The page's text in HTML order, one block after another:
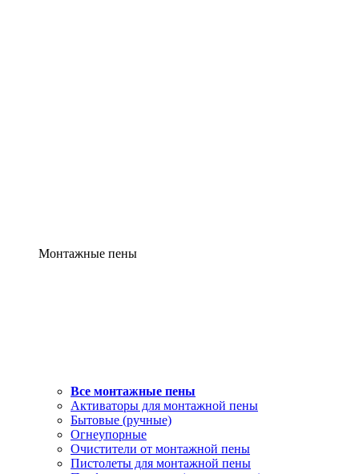
Монтажные пены
Все монтажные пены
Активаторы для монтажной пены
Бытовые (ручные)
Огнеупорные
Очистители от монтажной пены
Пистолеты для монтажной пены